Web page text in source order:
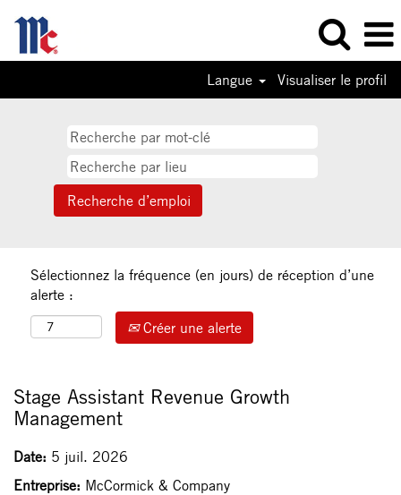
Langue Visualiser le profil
Sélectionnez la fréquence (en jours) de réception d’une
alerte :
Créer une alerte
Stage Assistant Revenue Growth
Management
Date: 5 juil. 2026
Entreprise: McCormick & Company